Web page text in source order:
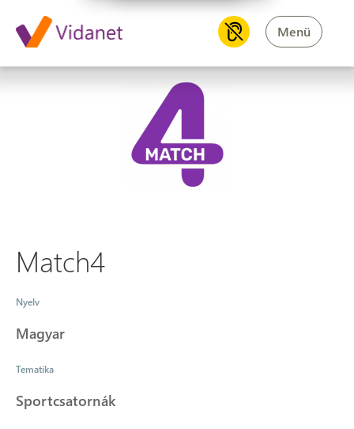
Menü
Match4
Match4
Nyelv
Magyar
Tematika
Sportcsatornák